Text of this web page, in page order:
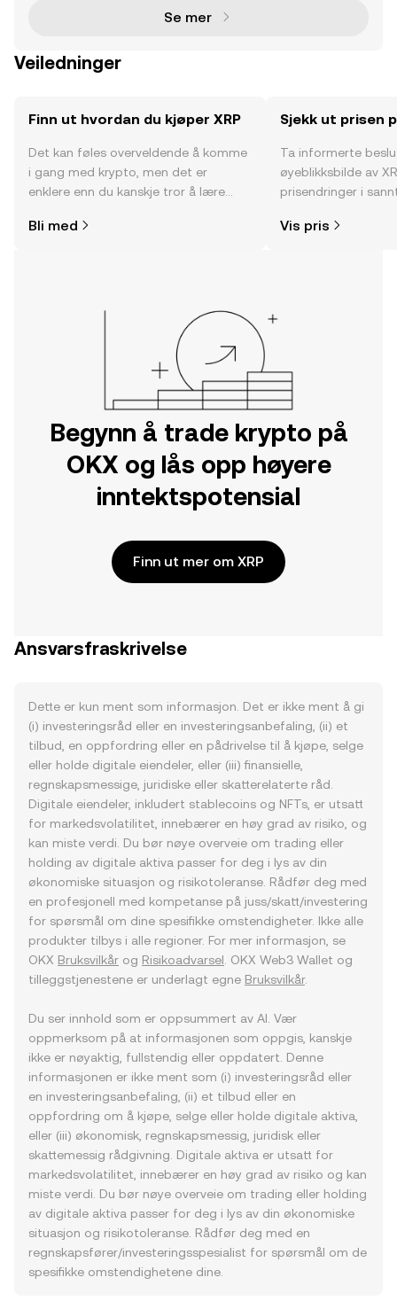
Se mer
Veiledninger
Finn ut hvordan du kjøper XRP
Det kan føles overveldende å komme
i gang med krypto, men det er
enklere enn du kanskje tror å lære
Kom i gang med reisen din på OKX-
Bli med
Sjekk ut prisen
Ta informerte
øyeblikksbilde av
prisendringer i
Vis pris
Begynn å trade krypto på
OKX og lås opp høyere
inntektspotensial
Finn ut mer om XRP
Ansvarsfraskrivelse
Dette er kun ment som informasjon. Det er ikke ment å gi
(i) investeringsråd eller en investeringsanbefaling, (ii) et
tilbud, en oppfordring eller en pådrivelse til å kjøpe, selge
eller holde digitale eiendeler, eller (iii) finansielle,
regnskapsmessige, juridiske eller skatterelaterte råd.
Digitale eiendeler, inkludert stablecoins og NFTs, er utsatt
for markedsvolatilitet, innebærer en høy grad av risiko, og
kan miste verdi. Du bør nøye overveie om trading eller
holding av digitale aktiva passer for deg i lys av din
økonomiske situasjon og risikotoleranse. Rådfør deg med
en profesjonell med kompetanse på juss/skatt/investering
for spørsmål om dine spesifikke omstendigheter. Ikke alle
produkter tilbys i alle regioner. For mer informasjon, se
OKX Bruksvilkår og Risikoadvarsel . OKX Web3 Wallet og
tilleggstjenestene er underlagt egne Bruksvilkår.
Du ser innhold som er oppsummert av AI. Vær
oppmerksom på at informasjonen som oppgis, kanskje
ikke er nøyaktig, fullstendig eller oppdatert. Denne
informasjonen er ikke ment som (i) investeringsråd eller
en investeringsanbefaling, (ii) et tilbud eller en
oppfordring om å kjøpe, selge eller holde digitale aktiva,
eller (iii) økonomisk, regnskapsmessig, juridisk eller
skattemessig rådgivning. Digitale aktiva er utsatt for
markedsvolatilitet, innebærer en høy grad av risiko og kan
miste verdi. Du bør nøye overveie om trading eller holding
av digitale aktiva passer for deg i lys av din økonomiske
situasjon og risikotoleranse. Rådfør deg med en
regnskapsfører/investeringsspesialist for spørsmål om de
spesifikke omstendighetene dine.